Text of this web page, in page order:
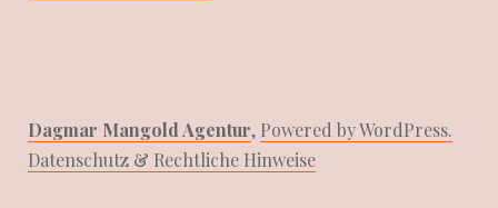
Dagmar Mangold Agentur, Powered by WordPress.
Datenschutz & Rechtliche Hinweise